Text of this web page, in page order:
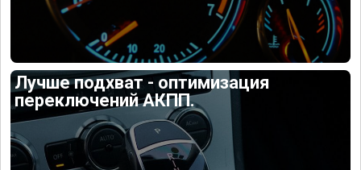
Лучше подхват - оптимизация
переключений АКПП.